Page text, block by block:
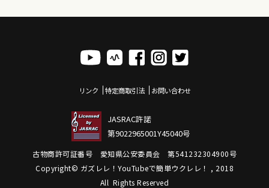
リンク 特定商取引法 お問い合わせ
JASRAC許諾
第9022965001Y45040号
古物商許可証番号 愛知県公安委員会 第541232304900号
Copyright© ガズレレ！YouTubeで簡単ウクレレ！ , 2018
All Rights Reserved